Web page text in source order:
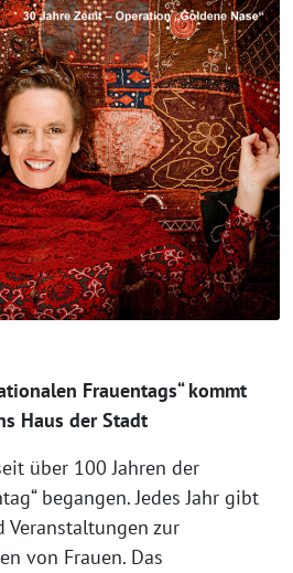
Frauentags“ kommt
Haus der Stadt
über 100 Jahren der
begangen. Jedes Jahr gibt
Veranstaltungen zur
von Frauen. Das